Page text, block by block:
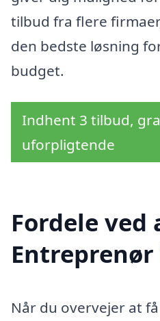
tilbud fra flere
den bedste løsning
budget.
Indhent 3 tilbud,
uforpligtende
Fordele
Når du overvejer at